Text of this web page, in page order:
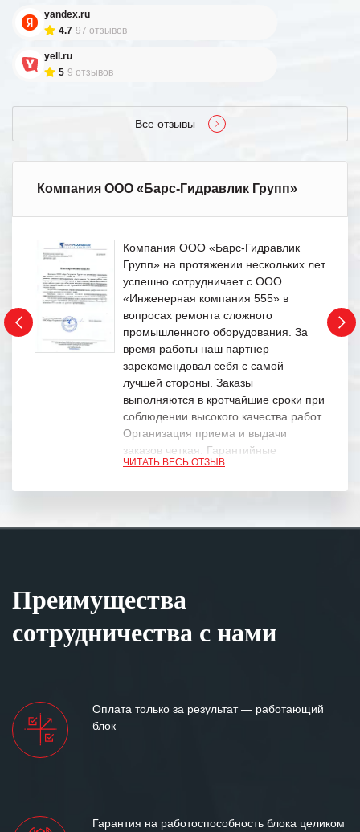
yandex.ru
4.7 97 отзывов
yell.ru
5 9 отзывов
Все отзывы
Компания ООО «Барс-Гидравлик Групп»
Компания ООО «Барс-Гидравлик
Групп» на протяжении нескольких лет
успешно сотрудничает с ООО
«Инженерная компания 555» в
вопросах ремонта сложного
промышленного оборудования. За
время работы наш партнер
зарекомендовал себя с самой
лучшей стороны. Заказы
выполняются в кротчайшие сроки при
соблюдении высокого качества работ.
Организация приема и выдачи
заказов четкая. Гарантийные
обязательства выполняются в
Особенно хочется отметить высокую
клиентоориентированность
персонала Вашей компании,
между нашими компаниями открытые
ЧИТАТЬ ВЕСЬ ОТЗЫВ
Преимущества
сотрудничества с нами
Оплата только за результат — работающий
блок
Гарантия на работоспособность блока целиком